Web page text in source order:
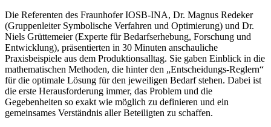
Die Referenten des Fraunhofer IOSB-INA, Dr. Magnus Redeker
(Gruppenleiter Symbolische Verfahren und Optimierung) und Dr.
Niels Grüttemeier (Experte für Bedarfserhebung, Forschung und
Entwicklung), präsentierten in 30 Minuten anschauliche
Praxisbeispiele aus dem Produktionsalltag. Sie gaben Einblick in die
mathematischen Methoden, die hinter den „Entscheidungs-Reglern“
für die optimale Lösung für den jeweiligen Bedarf stehen. Dabei ist
die erste Herausforderung immer, das Problem und die
Gegebenheiten so exakt wie möglich zu definieren und ein
gemeinsames Verständnis aller Beteiligten zu schaffen.